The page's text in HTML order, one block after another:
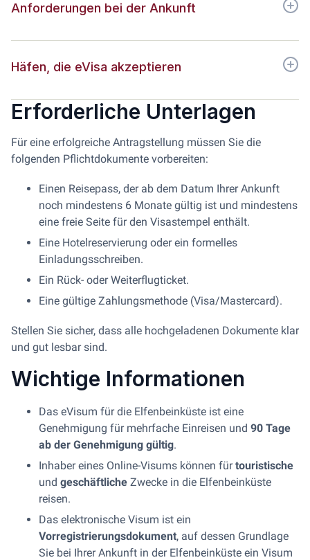
Anforderungen bei der Ankunft
Häfen, die eVisa akzeptieren
Erforderliche Unterlagen
Für eine erfolgreiche Antragstellung müssen Sie die
folgenden Pflichtdokumente vorbereiten:
Einen Reisepass, der ab dem Datum Ihrer Ankunft
noch mindestens 6 Monate gültig ist und mindestens
eine freie Seite für den Visastempel enthält.
Eine Hotelreservierung oder ein formelles
Einladungsschreiben.
Ein Rück- oder Weiterflugticket.
Eine gültige Zahlungsmethode (Visa/Mastercard).
Stellen Sie sicher, dass alle hochgeladenen Dokumente klar
und gut lesbar sind.
Wichtige Informationen
Das eVisum für die Elfenbeinküste ist eine
Genehmigung für mehrfache Einreisen und 90 Tage
ab der Genehmigung gültig.
Inhaber eines Online-Visums können fürtouristische
und geschäftliche Zwecke in die Elfenbeinküste
reisen.
Das elektronische Visum ist ein
Vorregistrierungsdokument, auf dessen Grundlage
Sie bei Ihrer Ankunft in der Elfenbeinküste ein Visum